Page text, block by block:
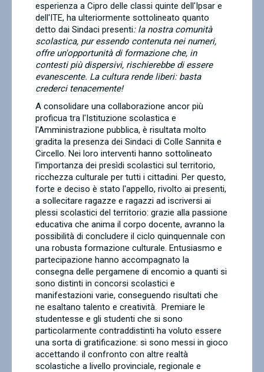
esperienza a Cipro delle classi quinte dell'Ipsar e
dell'ITE, ha ulteriormente sottolineato quanto
detto dai Sindaci presenti: la nostra comunità
scolastica, pur essendo contenuta nei numeri,
offre un'opportunità di formazione che, in
contesti più dispersivi, rischierebbe di essere
evanescente. La cultura rende liberi: basta
crederci tenacemente!
A consolidare una collaborazione ancor più
proficua tra l'Istituzione scolastica e
l'Amministrazione pubblica, è risultata molto
gradita la presenza dei Sindaci di Colle Sannita e
Circello. Nei loro interventi hanno sottolineato
l'importanza dei presìdi scolastici sul territorio,
ricchezza culturale per tutti i cittadini. Per questo,
forte e deciso è stato l'appello, rivolto ai presenti,
a sollecitare ragazze e ragazzi ad iscriversi ai
plessi scolastici del territorio: grazie alla passione
educativa che anima il corpo docente, avranno la
possibilità di concludere il ciclo quinquennale con
una robusta formazione culturale. Entusiasmo e
partecipazione hanno accompagnato la
consegna delle pergamene di encomio a quanti si
sono distinti in concorsi scolastici e
manifestazioni varie, conseguendo risultati che
ne esaltano talento e creatività. Premiare le
studentesse e gli studenti che si sono
particolarmente contraddistinti ha voluto essere
una sorta di gratificazione: si sono messi in gioco
accettando il confronto con altre realtà
scolastiche a livello provinciale, regionale e